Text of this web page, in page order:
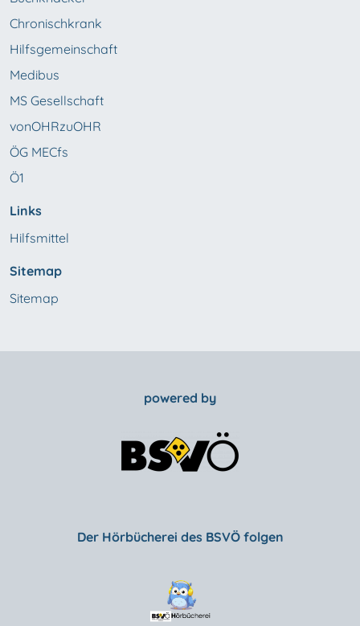
Chronischkrank
Hilfsgemeinschaft
Medibus
MS Gesellschaft
vonOHRzuOHR
ÖG MECfs
Ö1
Links
Hilfsmittel
Sitemap
Sitemap
powered by
Der Hörbücherei des BSVÖ folgen